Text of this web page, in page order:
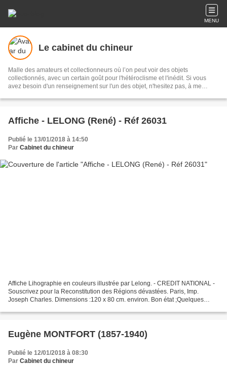
MENU
Le cabinet du chineur
Malle des amateurs et collectionneurs où l’on peut voir des objets
collectionnés, avec un certain goût pour l'hétéroclisme et l'inédit. Si vous
avez besoin d'un renseignement sur l'un des objet, n'hesitez pas, à me
Affiche - LELONG (René) - Réf 26031
Publié le 13/01/2018 à 14:50
Par Cabinet du chineur
Affiche Lihographie en couleurs illustrée par Lelong. - CREDIT NATIONAL -
Souscrivez pour la Reconstitution des Régions dévastées. Paris, Imp.
Joseph Charles. Dimensions :120 x 80 cm. environ. Bon état ;Quelques
Eugène MONTFORT (1857-1940)
Publié le 12/01/2018 à 08:30
Par Cabinet du chineur